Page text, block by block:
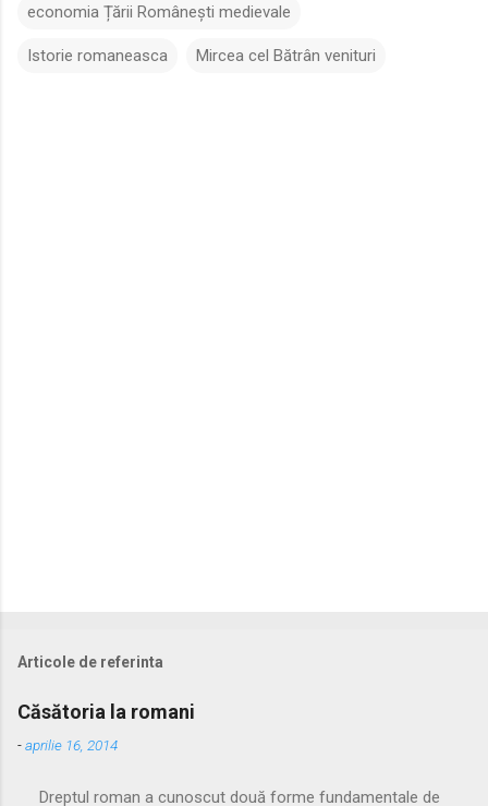
economia Țării Românești medievale
Istorie romaneasca Mircea cel Bătrân venituri
Articole de referinta
Căsătoria la romani
-aprilie 16, 2014
Dreptul roman a cunoscut două forme fundamentale de